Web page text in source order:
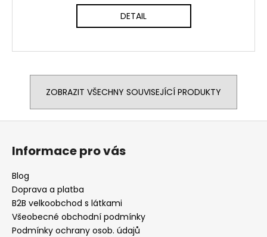
DETAIL
ZOBRAZIT VŠECHNY SOUVISEJÍCÍ PRODUKTY
Z
Informace pro vás
Blog
Doprava a platba
B2B velkoobchod s látkami
Všeobecné obchodní podmínky
Podmínky ochrany osob. údajů